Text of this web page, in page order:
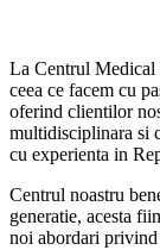
La Centrul
ceea ce facem cu
oferind clientilor
multidisciplinara si
cu experienta in
Centrul noastru
generatie, acesta
noi abordari